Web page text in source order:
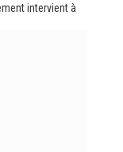
intervient à